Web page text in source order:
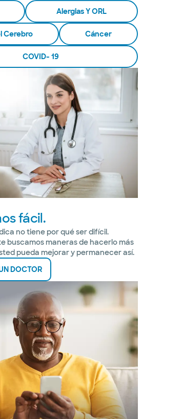
Alergias Y ORL
Cerebro Cáncer
COVID- 19
fácil.
no tiene por qué ser difícil.
buscamos maneras de hacerlo más
pueda mejorar y permanecer así.
DOCTOR